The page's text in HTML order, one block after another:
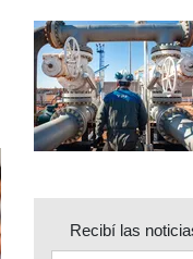
Recibí las